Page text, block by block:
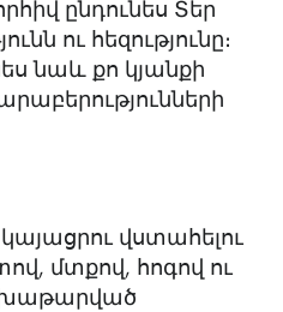
ընդունես Տեր
ու հեզությունը։
նաև քո կյանքի
կայացրու վստահելու
մտքով, հոգով ու
խաթարված